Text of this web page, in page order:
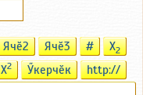
Ячӗ2 Ячӗ3 # X2
X2 Ӳкерчӗк http://